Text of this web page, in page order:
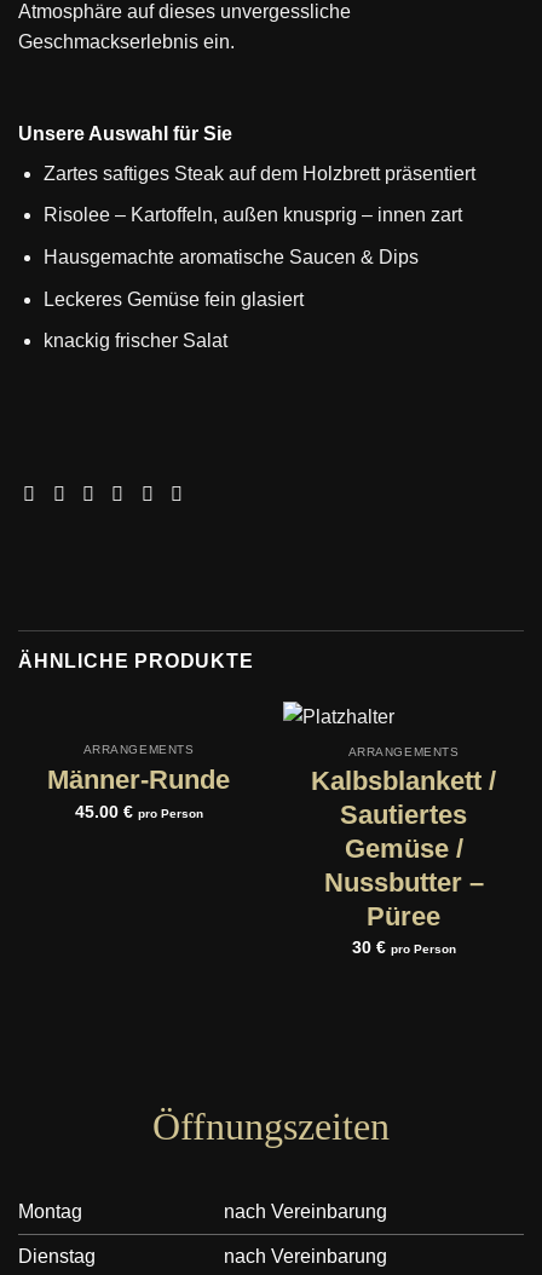
Atmosphäre auf dieses unvergessliche
Geschmackserlebnis ein.
Unsere Auswahl für Sie
Zartes saftiges Steak auf dem Holzbrett präsentiert
Risolee – Kartoffeln, außen knusprig – innen zart
Hausgemachte aromatische Saucen & Dips
Leckeres Gemüse fein glasiert
knackig frischer Salat
ÄHNLICHE PRODUKTE
ARRANGEMENTS
Männer-Runde
45.00 € pro Person
ARRANGEMENTS
Kalbsblankett /
Sautiertes
Gemüse /
Nussbutter –
Püree
30 € pro Person
Öffnungszeiten
Montag nach Vereinbarung
Dienstag nach Vereinbarung